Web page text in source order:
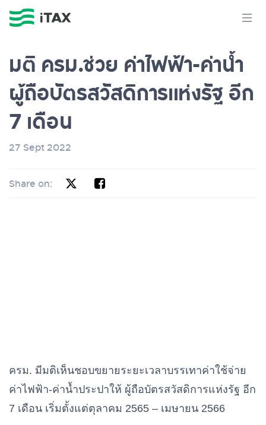
มติ ครม.ช่วย ค่าไฟฟ้า-ค่าน้ำ
ผู้ถือบัตรสวัสดิการแห่งรัฐ อีก
7 เดือน
27 Sept 2022
Share on:
ครม. มีมติเห็นชอบขยายระยะเวลาบรรเทาค่าใช้จ่าย
ค่าไฟฟ้า-ค่าน้ำประปาให้ ผู้ถือบัตรสวัสดิการแห่งรัฐ อีก
7 เดือน เริ่มตั้งแต่ตุลาคม 2565 – เมษายน 2566